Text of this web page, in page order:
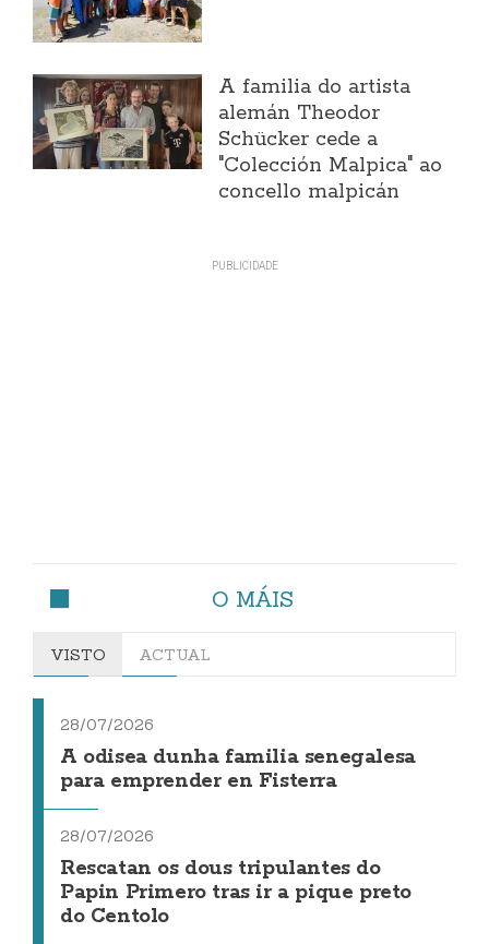
A familia do artista
alemán Theodor
Schücker cede a
"Colección Malpica" ao
concello malpicán
O MÁIS
VISTO ACTUAL
28/07/2026
A odisea dunha familia senegalesa
para emprender en Fisterra
28/07/2026
Rescatan os dous tripulantes do
Papin Primero tras ir a pique preto
do Centolo